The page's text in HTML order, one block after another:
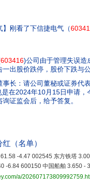
】 刚看了下信捷电气（
603416)公司由于管理失误造
一出股价跌停，股价下跌
事长：请公司董秘或证券代
是在2024年10月15日申请
询证监会后，给予答复。
（名单）
61.58 -4.47 002545 东方铁塔
-6.84 600150 中国船舶 3.650 -
a/